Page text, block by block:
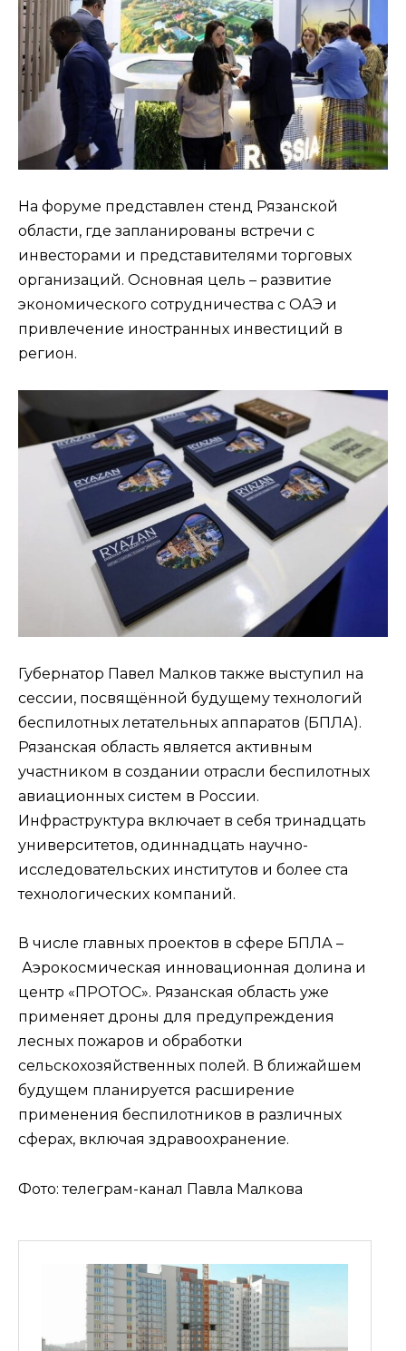
На форуме представлен стенд Рязанской
области, где запланированы встречи с
инвесторами и представителями торговых
организаций. Основная цель – развитие
экономического сотрудничества с ОАЭ и
привлечение иностранных инвестиций в
регион.
Губернатор Павел Малков также выступил на
сессии, посвящённой будущему технологий
беспилотных летательных аппаратов (БПЛА).
Рязанская область является активным
участником в создании отрасли беспилотных
авиационных систем в России.
Инфраструктура включает в себя тринадцать
университетов, одиннадцать научно-
исследовательских институтов и более ста
технологических компаний.
В числе главных проектов в сфере БПЛА –
Аэрокосмическая инновационная долина и
центр «ПРОТОС». Рязанская область уже
применяет дроны для предупреждения
лесных пожаров и обработки
сельскохозяйственных полей. В ближайшем
будущем планируется расширение
применения беспилотников в различных
сферах, включая здравоохранение.
Фото: телеграм-канал Павла Малкова